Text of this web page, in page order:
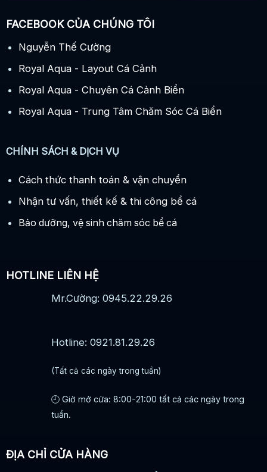
FACEBOOK CỦA CHÚNG TÔI
Nguyễn Thế Cường
Royal Aqua - Layout Cá Cảnh
Royal Aqua - Chuyên Cá Cảnh Biển
Royal Aqua - Trung Tâm Chăm Sóc Cá Biển
CHÍNH SÁCH & DỊCH VỤ
Cách thức thanh toán & vận chuyển
Nhận tư vấn, thiết kế & thi công bể cá
Bảo dưỡng, vệ sinh chăm sóc bể cá
HOTLINE LIÊN HỆ
Mr.Cường: 0945.22.29.26
Hotline: 0921.81.29.26
(Tất cả các ngày trong tuần)
🕘 Giờ mở cửa: 8:00-21:00 tất cả các ngày trong
tuần.
ĐỊA CHỈ CỬA HÀNG